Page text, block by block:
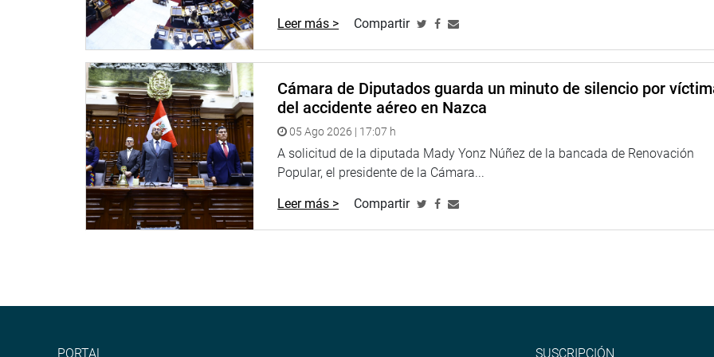
Leer más > Compartir
Cámara de Diputados guarda un minuto de silencio por
del accidente aéreo en Nazca
05 Ago 2026 | 17:07 h
A solicitud de la diputada Mady Yonz Núñez de la bancada de Renovación
Popular, el presidente de la Cámara...
Leer más > Compartir
PORTAL SUSCRIPCIÓN